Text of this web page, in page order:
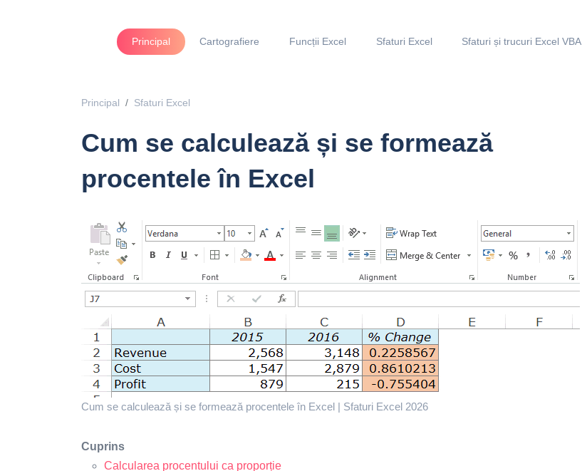
Principal Cartografiere Funcții Excel Sfaturi Excel Sfaturi și trucuri Excel VBA
Principal Sfaturi Excel
Cum se calculează și se formează
procentele în Excel
Cum se calculează și se formează procentele în Excel | Sfaturi Excel 2026
Cuprins
Calcularea procentului ca proporție